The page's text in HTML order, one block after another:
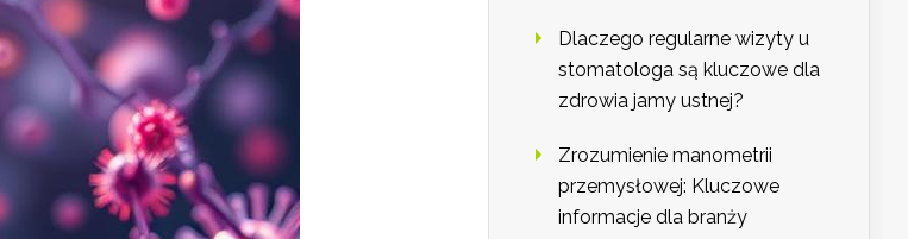
Dlaczego regularne wizyty u
stomatologa są kluczowe dla
zdrowia jamy ustnej?
Zrozumienie manometrii
przemysłowej: Kluczowe
informacje dla branży